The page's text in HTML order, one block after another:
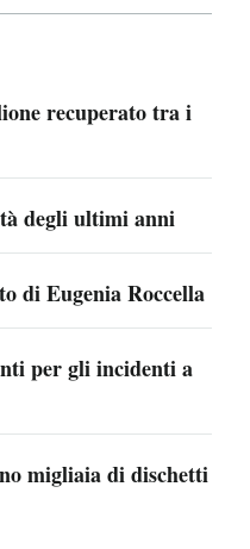
recuperato tra i
degli ultimi anni
di Eugenia Roccella
per gli incidenti a
migliaia di dischetti